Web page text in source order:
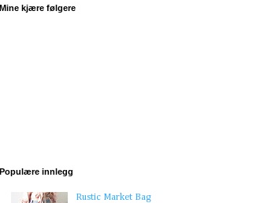
Mine kjære følgere
Populære innlegg
Rustic Market Bag